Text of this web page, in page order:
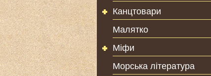
Канцтовари
Малятко
Міфи
Морська література